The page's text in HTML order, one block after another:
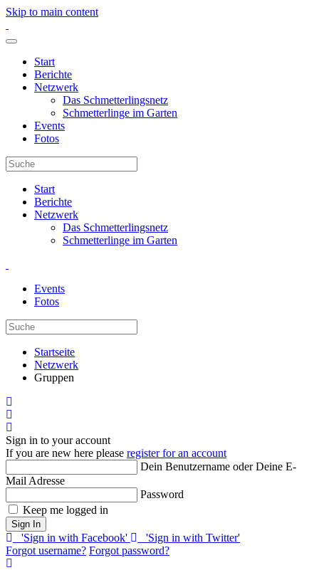
Skip to main content
Start
Berichte
Netzwerk
Das Schmetterlingsnetz
Schmetterlinge im Garten
Events
Fotos
Start
Berichte
Netzwerk
Das Schmetterlingsnetz
Schmetterlinge im Garten
Events
Fotos
Startseite
Netzwerk
Gruppen
Sign in to your account
If you are new here please register for an account
Dein Benutzername oder Deine E-
Mail Adresse
Password
Keep me logged in
Sign In
'Sign in with Facebook'
'Sign in with Twitter'
Forgot username? Forgot password?